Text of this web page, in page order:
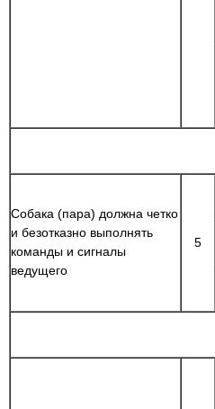
Собака (пара) должна четко
и безотказно выполнять
команды и сигналы
ведущего
5